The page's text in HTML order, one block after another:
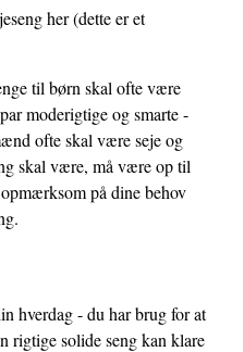
her(dette er et
til børn skal ofte være
moderigtige og smarte -
ofte skal være seje og
skal være, må være op til
på dine behov
hverdag - du har brug for at
rigtige solide seng kan klare